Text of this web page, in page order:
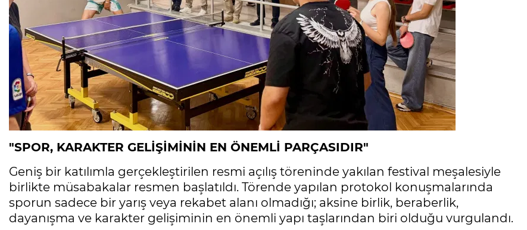
"SPOR, KARAKTER GELİŞİMİNİN EN ÖNEMLİ PARÇASIDIR"
Geniş bir katılımla gerçekleştirilen resmi açılış töreninde yakılan festival meşalesiyle
birlikte müsabakalar resmen başlatıldı. Törende yapılan protokol konuşmalarında
sporun sadece bir yarış veya rekabet alanı olmadığı; aksine birlik, beraberlik,
dayanışma ve karakter gelişiminin en önemli yapı taşlarından biri olduğu vurgulandı.